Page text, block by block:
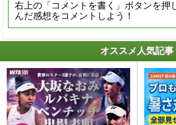
右上の「コメントを書く」ボタンを押
んだ感想をコメントしよう！
オススメ人気記事